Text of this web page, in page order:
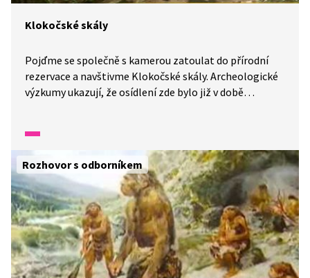
Klokočské skály
Pojďme se společně s kamerou zatoulat do přírodní
rezervace a navštivme Klokočské skály. Archeologické
výzkumy ukazují, že osídlení zde bylo již v době
která je upravena pro neslyšící i nevidomé. Cesta nás
zavede až na hrad Rotštejn, který rozhodně stojí
za návštěvu.
Rozhovor s odborníkem